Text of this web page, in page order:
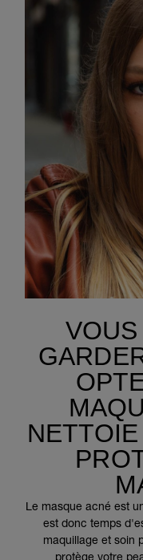
Le masque acné est
est donc temps
maquillage et soin
protège votre